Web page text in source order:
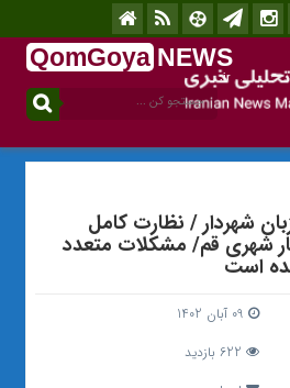
QomGoya NEWS
.ir
شهردار / نظارت کامل
شهری قم/ مشکلات متعدد
است